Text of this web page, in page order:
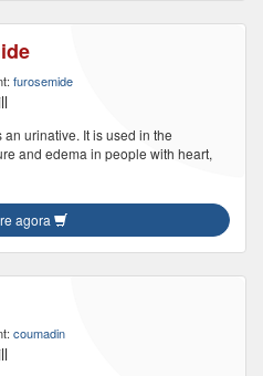
furosemide
an urinative. It is used in the
and edema in people with heart,
agora
coumadin